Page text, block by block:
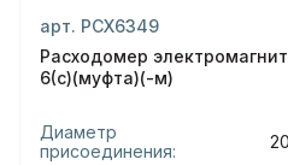
арт. РСХ6349
Расходомер
6(с)(муфта)(-м)
Диаметр
присоединения:
20